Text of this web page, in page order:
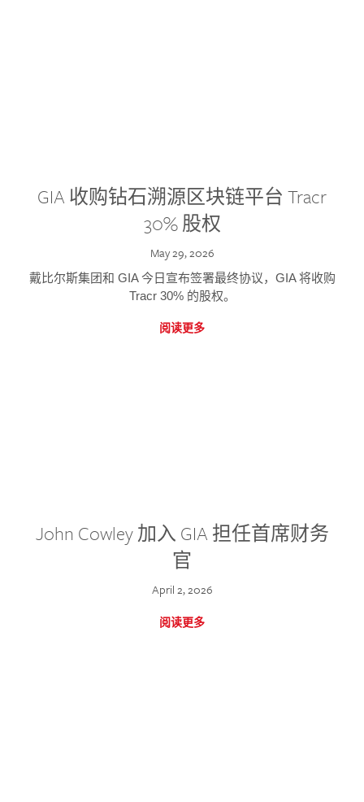
GIA 收购钻石溯源区块链平台 Tracr
30% 股权
May 29, 2026
戴比尔斯集团和 GIA 今日宣布签署最终协议，GIA 将收购
Tracr 30% 的股权。
阅读更多
John Cowley 加入 GIA 担任首席财务
官
April 2, 2026
阅读更多